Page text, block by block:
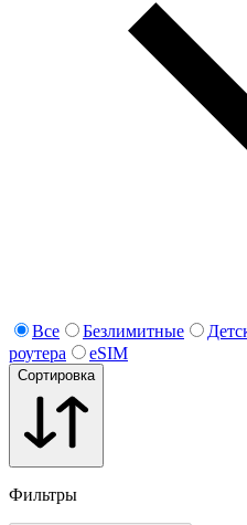
Все Безлимитные
роутера
eSIM
Сортировка
Фильтры